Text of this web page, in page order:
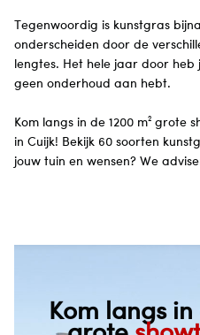
Tegenwoordig is kunstgras
onderscheiden door de
lengtes. Het hele jaar door
geen onderhoud aan hebt.
Kom langs in de 1200 m² grote
in Cuijk! Bekijk 60 soorten
jouw tuin en wensen? We
Kom langs in